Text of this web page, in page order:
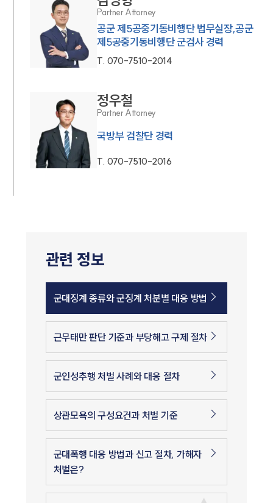
Partner Attorney
공군 제5공중기동비행단 법무실장,공군
제5공중기동비행단 군검사 경력
T. 070-7510-2014
정우철
Partner Attorney
국방부 검찰단 경력
T. 070-7510-2016
관련 정보
군대징계 종류와 군징계 처분별 대응 방법
근무태만 판단 기준과 부당해고 구제 절차
군인성추행 처벌 사례와 대응 절차
상관모욕의 구성요건과 처벌 기준
군대폭행 대응 방법과 신고 절차, 가해자
처벌은?